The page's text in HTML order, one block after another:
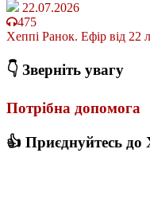
22.07.2026
475
Хеппі Ранок. Ефір від 22
👇 Зверніть увагу
Потрібна допомога
👍 Приєднуйтесь до